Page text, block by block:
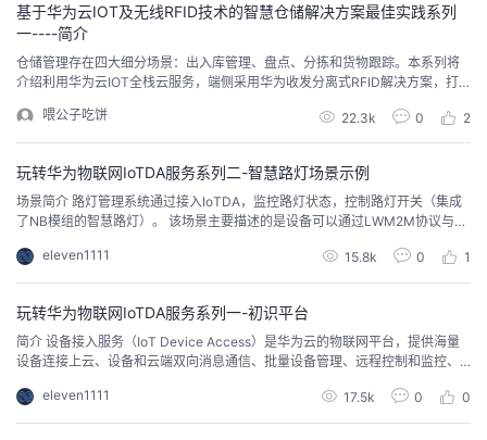
基于华为云IOT及无线RFID技术的智慧仓储解决方案最佳实践系列
一----简介
仓储管理存在四大细分场景：出入库管理、盘点、分拣和货物跟踪。本系列将
介绍利用华为云IOT全栈云服务，端侧采用华为收发分离式RFID解决方案，打
喂公子吃饼
22.3k 0 2
玩转华为物联网IoTDA服务系列二-智慧路灯场景示例
场景简介 路灯管理系统通过接入IoTDA，监控路灯状态，控制路灯开关（集成
了NB模组的智慧路灯）。 该场景主要描述的是设备可以通过LWM2M协议与物
给设备侧下发命令。 核心知识点：产品模型、编辑码插件、订阅推送、属性上
报、命令下发。场景流程流程解释： 1、创建路灯产品：...
eleven1111 15.8k 0 1
玩转华为物联网IoTDA服务系列一-初识平台
简介 设备接入服务（IoT Device Access）是华为云的物联网平台，提供海量
设备连接上云、设备和云端双向消息通信、批量设备管理、远程控制和监控、O
帮助物联网行业用户快速完成设备联网及行业应用集成。全新升级后的设备接
入服务IoTDA，整合了原设备接入服务和设备管理服务的功能。 简言之，I...
eleven1111 17.5k 0 0